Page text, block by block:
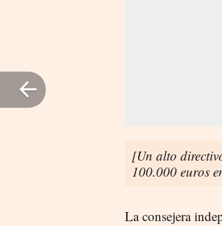
[Un alto
100.000 euros
La consejera